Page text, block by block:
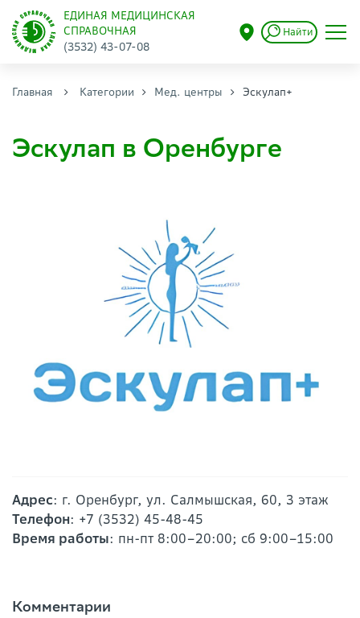
ЕДИНАЯ МЕДИЦИНСКАЯ
СПРАВОЧНАЯ
(3532) 43-07-08
Найти
Главная Категории Мед. центры Эскулап+
Эскулап в Оренбурге
Адрес: г. Оренбург, ул. Салмышская, 60, 3 этаж
Телефон: +7 (3532) 45-48-45
Время работы: пн-пт 8:00–20:00; сб 9:00–15:00
Комментарии